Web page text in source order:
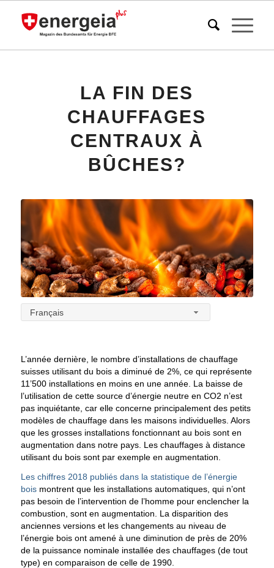
LA FIN DES
CHAUFFAGES
CENTRAUX À
BÛCHES?
Français
L’année dernière, le nombre d’installations de chauffage
suisses utilisant du bois a diminué de 2%, ce qui représente
11’500 installations en moins en une année. La baisse de
l’utilisation de cette source d’énergie neutre en CO2 n’est
pas inquiétante, car elle concerne principalement des petits
modèles de chauffage dans les maisons individuelles. Alors
que les grosses installations fonctionnant au bois sont en
augmentation dans notre pays. Les chauffages à distance
utilisant du bois sont par exemple en augmentation.
Les chiffres 2018 publiés dans la statistique de l’énergie
boismontrent que les installations automatiques, qui n’ont
pas besoin de l’intervention de l’homme pour enclencher la
combustion, sont en augmentation. La disparition des
anciennes versions et les changements au niveau de
l’énergie bois ont amené à une diminution de près de 20%
de la puissance nominale installée des chauffages (de tout
type) en comparaison de celle de 1990.